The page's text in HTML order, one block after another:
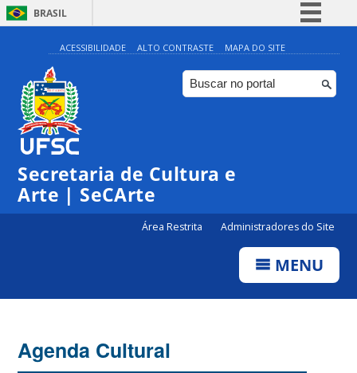
BRASIL
Simplifique!
Comunica BR
Participe
ACESSIBILIDADE ALTO CONTRASTE MAPA DO SITE
Secretaria de Cultura e
Arte | SeCArte
Área Restrita Administradores do Site
MENU
Agenda Cultural